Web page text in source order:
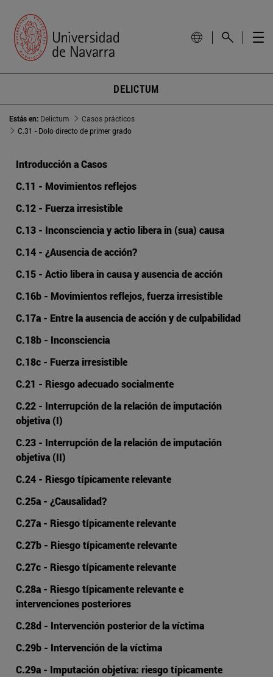
DELICTUM
Estás en: Delictum
Casos prácticos
C.31 - Dolo directo de primer grado
Introducción a Casos
C.11 - Movimientos reflejos
C.12 - Fuerza irresistible
C.13 - Inconsciencia y actio libera in (sua) causa
C.14 - ¿Ausencia de acción?
C.15 - Actio libera in causa y ausencia de acción
C.16b - Movimientos reflejos, fuerza irresistible
C.17a - Entre la ausencia de acción y de culpabilidad
C.18b - Inconsciencia
C.18c - Fuerza irresistible
C.21 - Riesgo adecuado socialmente
C.22 - Interrupción de la relación de imputación
objetiva (I)
C.23 - Interrupción de la relación de imputación
objetiva (II)
C.24 - Riesgo típicamente relevante
C.25a - ¿Causalidad?
C.27a - Riesgo típicamente relevante
C.27b - Riesgo típicamente relevante
C.27c - Riesgo típicamente relevante
C.28a - Riesgo típicamente relevante e
intervenciones posteriores
C.28d - Intervención posterior de la víctima
C.29b - Intervención de la víctima
C.29a - Imputación objetiva: riesgo típicamente